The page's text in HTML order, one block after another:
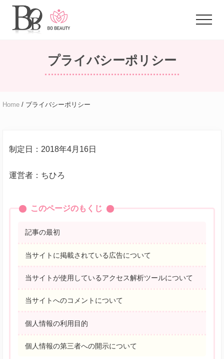
Menu
Skip
main
Skip
primary
ラ
女
性
た
め
悩
Menu
プライバシーポリシー
Home / プライバシーポリシー
制定日：2018年4月16日
運営者：ちひろ
このページのもくじ
記事の最初
当サイトに掲載されている広告について
当サイトが使用しているアクセス解析ツールについて
当サイトへのコメントについて
個人情報の利用目的
個人情報の第三者への開示について